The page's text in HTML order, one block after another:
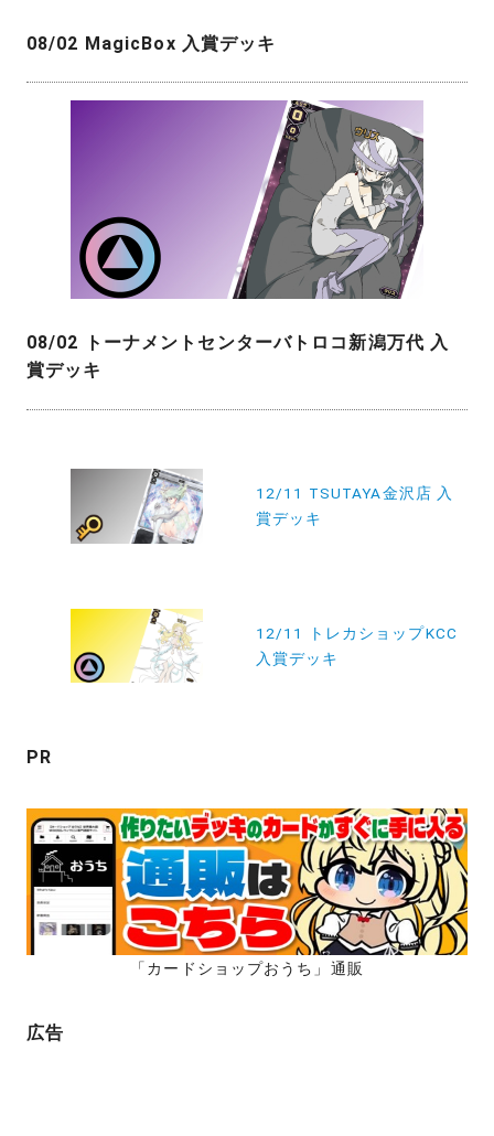
08/02 MagicBox 入賞デッキ
08/02 トーナメントセンターバトロコ新潟万代 入
賞デッキ
ン
12/11 TSUTAYA金沢店 入
賞デッキ
12/11 トレカショップKCC
入賞デッキ
PR
「カードショップおうち」通販
広告